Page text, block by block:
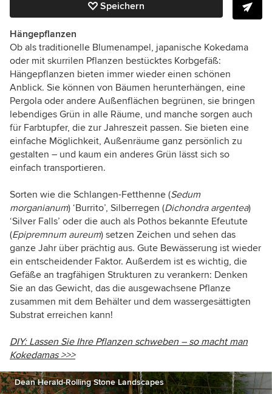
Speichern
Hängepflanzen
Ob als traditionelle Blumenampel, japanische Kokedama
oder mit skurrilen Pflanzen bestücktes Korbgefäß:
Hängepflanzen bieten immer wieder einen schönen
Anblick. Sie können von Bäumen herunterhängen, eine
Pergola oder andere Außenflächen begrünen, sie bringen
lebendiges Grün in alle Räume, und manche sorgen auch
für Farbtupfer, die zur Jahreszeit passen. Sie bieten eine
einfache Möglichkeit, Außenräume ganz persönlich zu
gestalten – und kaum ein anderes Grün lässt sich so
einfach transportieren.
Sorten wie die Schlangen-Fetthenne (Sedum
morganianum) ‘Burrito’, Silberregen (Dichondra argentea)
‘Silver Falls’ oder die auch als Pothos bekannte Efeutute
(Epipremnum aureum) setzen Zeichen und sehen das
ganze Jahr über prächtig aus. Gute Bewässerung ist wieder
ein entscheidender Faktor. Außerdem ist es wichtig, die
Gefäße an tragfähigen Strukturen zu verankern: Denken
Sie an das Gewicht, das die ausgewachsene Pflanze
zusammen mit dem Behälter und dem wassergesättigten
Substrat erreichen kann!
DIY: Lassen Sie Ihre Pflanzen schweben – so macht man
Kokedamas >>>
Dean Herald-Rolling Stone Landscapes